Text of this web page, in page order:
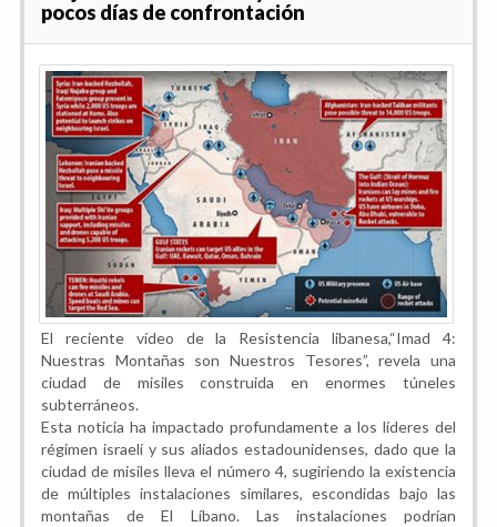
pocos días de confrontación
El reciente vídeo de la Resistencia libanesa,“Imad 4:
Nuestras Montañas son Nuestros Tesores”, revela una
ciudad de misiles construida en enormes túneles
subterráneos.
Esta noticia ha impactado profundamente a los líderes del
régimen israelí y sus aliados estadounidenses, dado que la
ciudad de misiles lleva el número 4, sugiriendo la existencia
de múltiples instalaciones similares, escondidas bajo las
montañas de El Líbano. Las instalaciones podrían